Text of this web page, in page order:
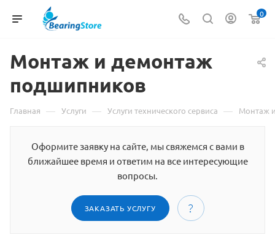
0
Монтаж и демонтаж
подшипников
Главная — Услуги — Услуги технического сервиса — Монтаж
Оформите заявку на сайте, мы свяжемся с вами в
ближайшее время и ответим на все интересующие
вопросы.
ЗАКАЗАТЬ УСЛУГУ